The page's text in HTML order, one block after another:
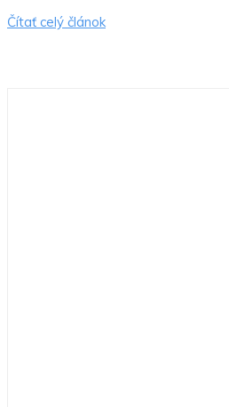
Čítať celý článok